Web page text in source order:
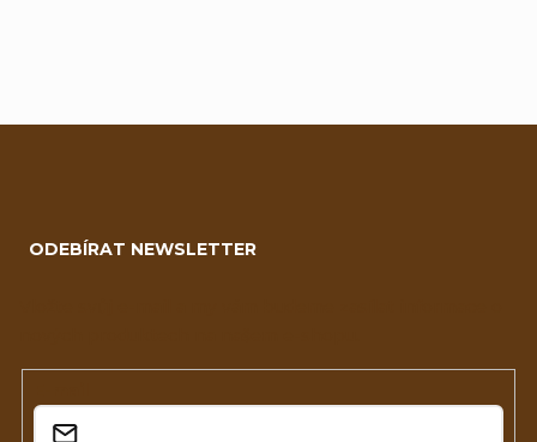
ODEBÍRAT NEWSLETTER